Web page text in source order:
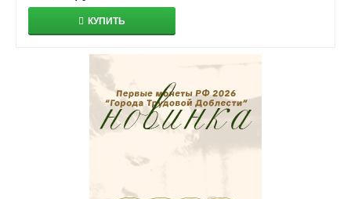
КУПИТЬ